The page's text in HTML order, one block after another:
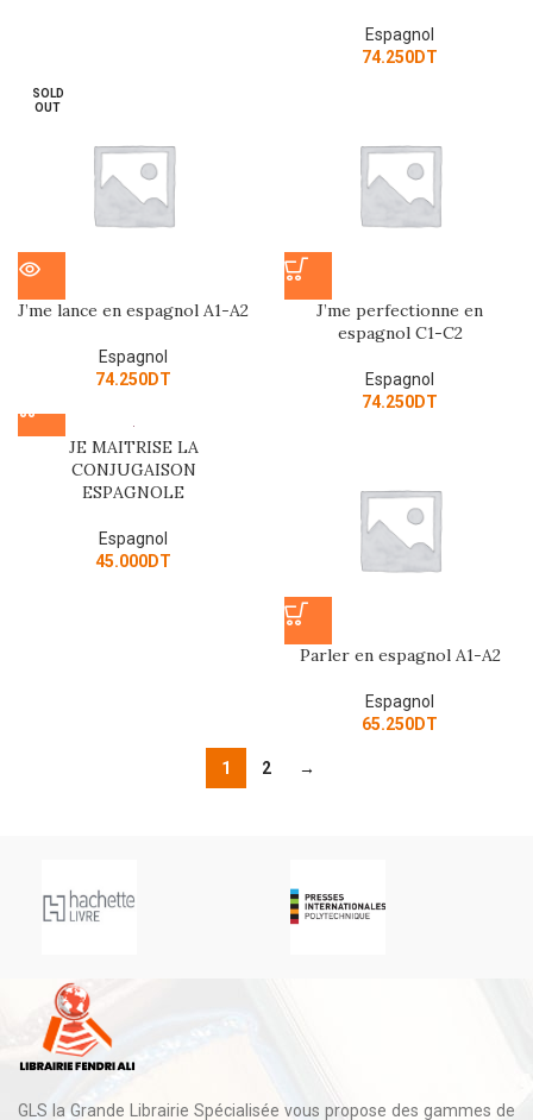
Espagnol
74.250DT
SOLD
OUT
J’me lance en espagnol A1-A2
Espagnol
74.250DT
J’me perfectionne en
espagnol C1-C2
Espagnol
74.250DT
JE MAITRISE LA
CONJUGAISON
ESPAGNOLE
Espagnol
45.000DT
Parler en espagnol A1-A2
Espagnol
65.250DT
1 2 →
GLS la Grande Librairie Spécialisée vous propose des gammes de